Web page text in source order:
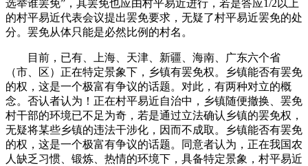
选举谁罢免”，其罢免也应由村平易近进行，若是答应1/2以上
的村平易近代表会议提出罢免要求，无疑了村平易近罢免的处
分。罢免从体只能是必然比例的村名。
目前，已有、上海、天津、新疆、海南、广东六个省
（市、区）正在特定景象下，乡镇有罢免权。乡镇能否有罢免
的权，这是一个极富有争议的话题。对此，有两种对立的概
念。否认者认为！正在村平易近自治中，乡镇随便撤换、罢免
村干部的环境已不足为奇，若是通过立法确认乡镇的罢免权，
无疑将某些乡镇的违法干涉化，因而不成取。乡镇能否有罢免
的权，这是一个极富有争议的话题。同意者认为，正在我国农
人缺乏习惯、锻炼、热情的环境下，具备特定景象，村平易近